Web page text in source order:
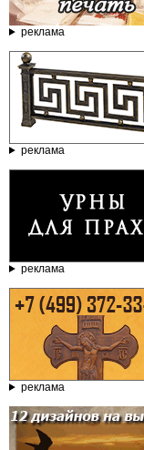
реклама
реклама
реклама
реклама